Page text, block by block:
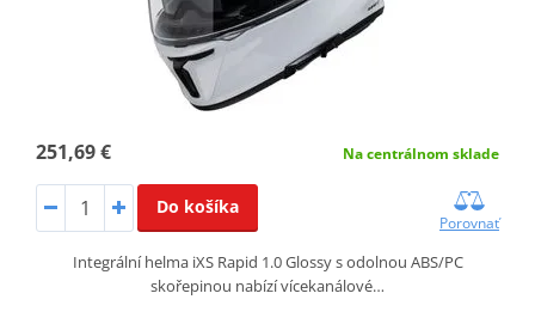
251,69 € Na centrálnom sklade
Do košíka
Porovnať
Integrální helma iXS Rapid 1.0 Glossy s odolnou ABS/PC
skořepinou nabízí vícekanálové…